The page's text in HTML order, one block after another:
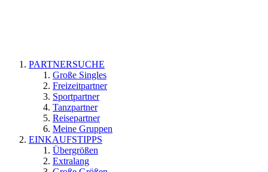
PARTNERSUCHE
Große Singles
Freizeitpartner
Sportpartner
Tanzpartner
Reisepartner
Meine Gruppen
EINKAUFSTIPPS
Übergrößen
Extralang